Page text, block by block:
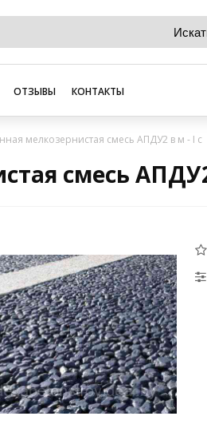
ОТЗЫВЫ КОНТАКТЫ
мелкозернистая смесь АПДУ2 в м - I с
смесь